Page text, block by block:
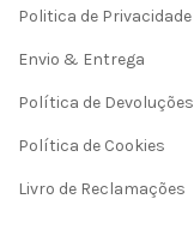
Politica de Privacidade
Envio & Entrega
Política de Devoluções
Política de Cookies
Livro de Reclamações